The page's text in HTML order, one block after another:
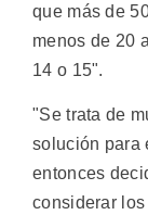
que más de
menos de 20
14 o 15".
"Se trata de
solución para
entonces
considerar